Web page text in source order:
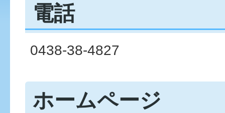
電話
0438-38-4827
ホームページ